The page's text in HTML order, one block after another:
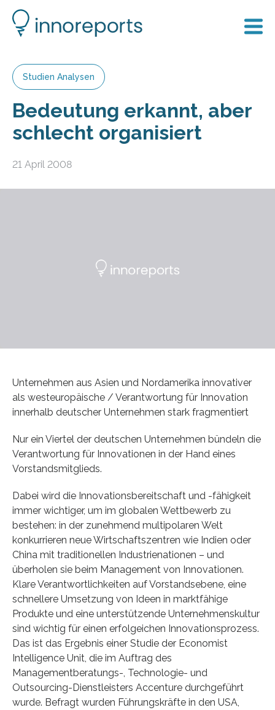
Studien Analysen
Bedeutung erkannt, aber
schlecht organisiert
21 April 2008
Unternehmen aus Asien und Nordamerika innovativer
als westeuropäische / Verantwortung für Innovation
innerhalb deutscher Unternehmen stark fragmentiert
Nur ein Viertel der deutschen Unternehmen bündeln die
Verantwortung für Innovationen in der Hand eines
Vorstandsmitglieds.
Dabei wird die Innovationsbereitschaft und -fähigkeit
immer wichtiger, um im globalen Wettbewerb zu
bestehen: in der zunehmend multipolaren Welt
konkurrieren neue Wirtschaftszentren wie Indien oder
China mit traditionellen Industrienationen – und
überholen sie beim Management von Innovationen.
Klare Verantwortlichkeiten auf Vorstandsebene, eine
schnellere Umsetzung von Ideen in marktfähige
Produkte und eine unterstützende Unternehmenskultur
sind wichtig für einen erfolgeichen Innovationsprozess.
Das ist das Ergebnis einer Studie der Economist
Intelligence Unit, die im Auftrag des
Managementberatungs-, Technologie- und
Outsourcing-Dienstleisters Accenture durchgeführt
wurde. Befragt wurden Führungskräfte in den USA,